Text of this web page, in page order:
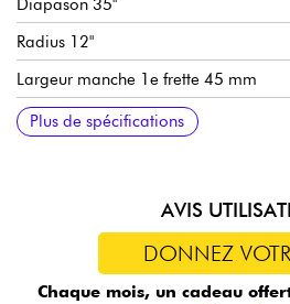
Diapason 35"
Radius 12"
Largeur manche 1e frette 45 mm
Micros Sire Marcus Pure-H Revolution
Circuit Sire Marcus Heritage-3 (actif,
Volume/Tone (Dual Pot)
Pickup Blender
Treble
Middle / Mid Frequency (Dual Pot)
Bass
Mini Toggle (Active&Passive)
Mini Toggle (Pickup Series/Split/
Équipée de 2 piles 9V
Chevalet Sire Marcus Miller Heavy
Mécaniques à bain d'huile Sire
Sillet Graphtech Tusq XL
Finition brillant
Vendue avec housse Sire
Plus de spécifications
AVIS
DONNEZ
Chaque mois, un cadeau